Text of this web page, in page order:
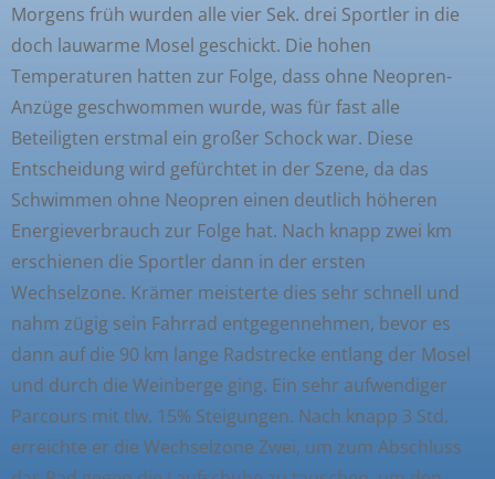
Morgens früh wurden alle vier Sek. drei Sportler in die
doch lauwarme Mosel geschickt. Die hohen
Temperaturen hatten zur Folge, dass ohne Neopren-
Anzüge geschwommen wurde, was für fast alle
Beteiligten erstmal ein großer Schock war. Diese
Entscheidung wird gefürchtet in der Szene, da das
Schwimmen ohne Neopren einen deutlich höheren
Energieverbrauch zur Folge hat. Nach knapp zwei km
erschienen die Sportler dann in der ersten
Wechselzone. Krämer meisterte dies sehr schnell und
nahm zügig sein Fahrrad entgegennehmen, bevor es
dann auf die 90 km lange Radstrecke entlang der Mosel
und durch die Weinberge ging. Ein sehr aufwendiger
Parcours mit tlw. 15% Steigungen. Nach knapp 3 Std.
erreichte er die Wechselzone Zwei, um zum Abschluss